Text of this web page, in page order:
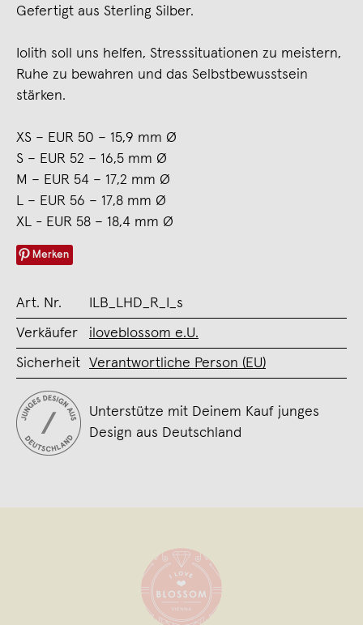
Gefertigt aus Sterling Silber.
Iolith soll uns helfen, Stresssituationen zu meistern,
Ruhe zu bewahren und das Selbstbewusstsein
stärken.
XS – EUR 50 – 15,9 mm Ø
S – EUR 52 – 16,5 mm Ø
M – EUR 54 – 17,2 mm Ø
L – EUR 56 – 17,8 mm Ø
XL - EUR 58 – 18,4 mm Ø
Merken
Art. Nr. ILB_LHD_R_I_s
Verkäufer iloveblossom e.U.
Sicherheit Verantwortliche Person (EU)
Unterstütze mit Deinem Kauf junges
Design aus Deutschland